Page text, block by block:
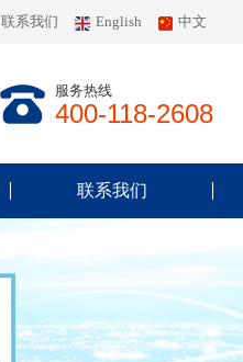
联系我们 English 中文
服务热线
400-118-2608
联系我们